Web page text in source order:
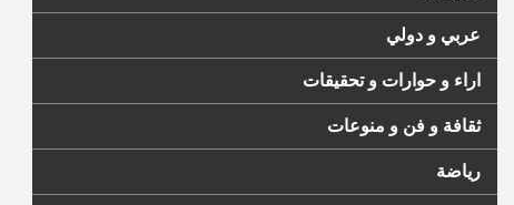
عربي و دولي
اراء و حوارات و تحقيقات
ثقافة و فن و منوعات
رياضة